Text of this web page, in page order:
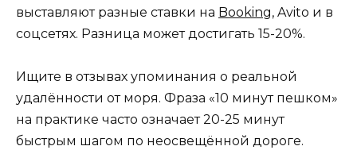
выставляют разные ставки на Booking, Avito и в
соцсетях. Разница может достигать 15-20%.
Ищите в отзывах упоминания о реальной
удалённости от моря. Фраза «10 минут пешком»
на практике часто означает 20-25 минут
быстрым шагом по неосвещённой дороге.